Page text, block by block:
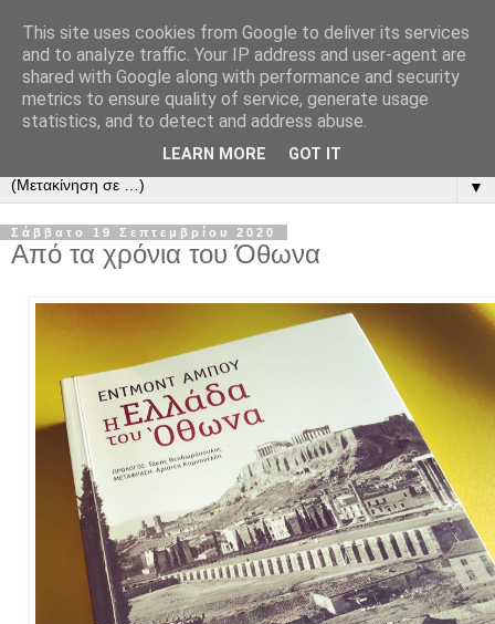
▼
Σάββατο 19 Σεπτεμβρίου 2020
Από τα χρόνια του Όθωνα
This site uses cookies from Google to deliver its services
and to analyze traffic. Your IP address and user-agent are
shared with Google along with performance and security
metrics to ensure quality of service, generate usage
statistics, and to detect and address abuse.
LEARN MORE GOT IT